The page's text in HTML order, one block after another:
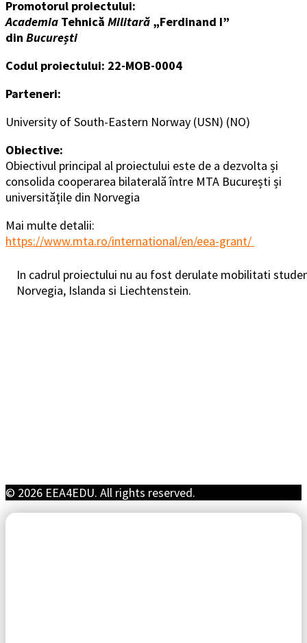
Promotorul proiectului:
Academia Tehnică Militară „Ferdinand I”
din București
Codul proiectului: 22-MOB-0004
Parteneri:
University of South-Eastern Norway (USN) (NO)
Obiective:
Obiectivul principal al proiectului este de a dezvolta și
consolida cooperarea bilaterală între MTA București și
universitățile din Norvegia
Mai multe detalii:
https://www.mta.ro/international/en/eea-grant/
In cadrul proiectului nu au fost derulate mobilitati
Norvegia, Islanda si Liechtenstein.
© 2026 EEA4EDU. All rights reserved.